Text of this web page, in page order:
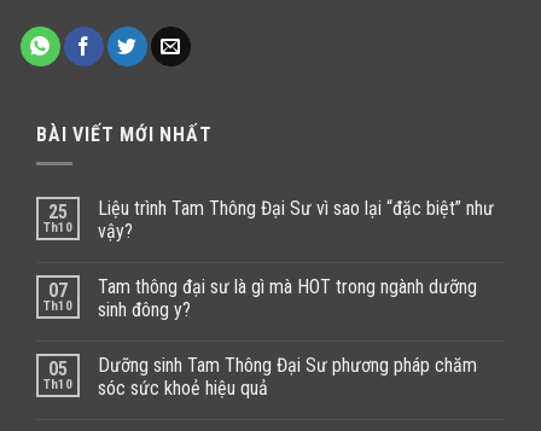
BÀI VIẾT MỚI NHẤT
25
Th10
Liệu trình Tam Thông Đại Sư vì sao lại “đặc biệt” như
vậy?
07
Th10
Tam thông đại sư là gì mà HOT trong ngành dưỡng
sinh đông y?
05
Th10
Dưỡng sinh Tam Thông Đại Sư phương pháp chăm
sóc sức khoẻ hiệu quả